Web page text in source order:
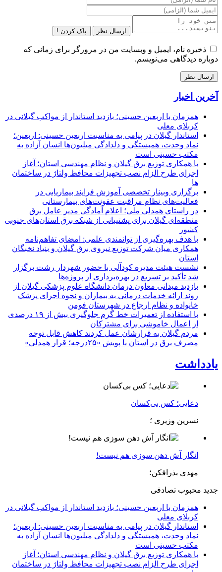
ارسال نظر پاک کردن !
ذخیره نام، ایمیل و وبسایت من در مرورگر برای زمانی که
دوباره دیدگاهی می‌نویسم.
آخرین اخبار
همزمان با اربعین حسینی؛ بازدید استاندار از مواکب گیلانی در
کربلای معلی
استاندار گیلان در پیامی به مناسبت اربعین حسینی: اربعین؛
نماد وحدت، همبستگی و دلدادگی میلیون‌ها انسان آزاده به
مکتب حسینی است
با همکاری توزیع برق گیلان و نظام مهندسی استان؛ آغاز
اجرای طرح الزام نصب تجهیزات محافظ ولتاژ در ساختمان
ها
برگزاری وبینار تخصصی آموزش فرایند بیماریابی در
فعالیت‌های نظام مراقبت عفونت‌های بیمارستانی
در راستای همدلی ملی؛ اعلام آمادگی مدیر عامل برق
منطقه‌ای گیلان برای پشتیبانی از شبكه برق استان‌های جنوبی
كشور
با هدف بهره‌گیری از توانمندی علمی: امضای تفاهم‌نامه
همكاری میان شركت توزیع نیروی برق گیلان و بنیاد نخبگان
استان
نشست هیئت مدیره کودآلی با حضور شهردار رشت برگزار
شد تأکید بر تسریع در بهره‌برداری از پروژه‌ها
بازدید میدانی معاون درمان دانشگاه علوم پزشکی گیلان از
روند ارائه خدمات درمانی به بیماران و نحوه اجرای پزشک
خانواده و نظام ارجاع در شهرستان فومن
با استفاده از تعمیرات خط گرم جلوگیری بیش از ۱۹ درصدی
از اعمال خاموشی برای مشتركان
مردم گیلان به قرارشان عمل کردند كاهش قابل توجه
مصرف برق در استان با پویش «۲۵درجه؛ قرار همدلی»
یادداشت
دعایی؛ کس بی‌کسان
نسرین وزیری ؛
انگار آش دهن سوزی هم نیست!
مهدی بذرافکن؛
جدید محبوب تصادفی
همزمان با اربعین حسینی؛ بازدید استاندار از مواکب گیلانی در
کربلای معلی
استاندار گیلان در پیامی به مناسبت اربعین حسینی: اربعین؛
نماد وحدت، همبستگی و دلدادگی میلیون‌ها انسان آزاده به
مکتب حسینی است
با همکاری توزیع برق گیلان و نظام مهندسی استان؛ آغاز
اجرای طرح الزام نصب تجهیزات محافظ ولتاژ در ساختمان